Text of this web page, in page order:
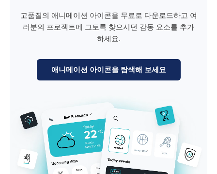
고품질의 애니메이션 아이콘을 무료로 다운로드하고 여
러분의 프로젝트에 그토록 찾으시던 감동 요소를 추가
하세요.
애니메이션 아이콘을 탐색해 보세요